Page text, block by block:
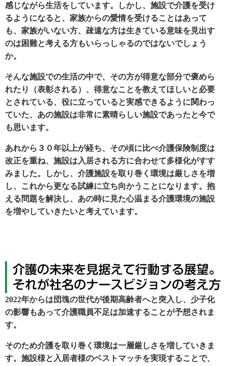
感じながら生活をしています。しかし、施設で介護を受け
るようになると、家族からの愛情を受けることはあって
も、家族がいない方、疎遠な方は生きている意味を見出す
のは困難と考える方もいらっしゃるのではないでしょう
か。
そんな施設での生活の中で、その方が得意な部分で褒めら
れたり（表彰される）、得意なことを教えてほしいと必要
とされている、役に立っていると実感できるように関わっ
ていた、あの施設は非常に素晴らしい施設であったと今で
も思います。
あれから３０年以上が経ち、その頃に比べ介護保険制度は
改正を重ね、施設は入居される方に合わせて多様化がすす
みました。しかし、介護施設を取り巻く環境は厳しさを増
し、これから更なる試練に立ち向かうことになります。抱
える問題を解決し、あの時に見た心温まる介護環境の施設
を増やしていきたいと考えています。
2022年からは団塊の世代が後期高齢者へと突入し、少子化
の影響もあって介護職員不足は加速することが予想されま
す。
そのため介護を取り巻く環境は一層厳しさを増していきま
す。施設様と入居者様のベストマッチを実現することで、